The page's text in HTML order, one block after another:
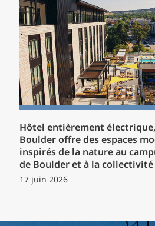
Hôtel entièrement
Boulder offre des espaces
inspirés de la nature au
de Boulder et à la
17 juin 2026